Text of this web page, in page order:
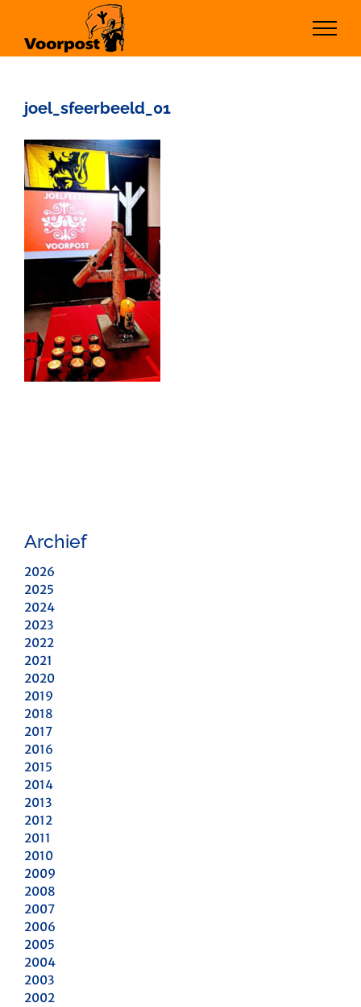
inhoud
joel_sfeerbeeld_01
Archief
2026
2025
2024
2023
2022
2021
2020
2019
2018
2017
2016
2015
2014
2013
2012
2011
2010
2009
2008
2007
2006
2005
2004
2003
2002